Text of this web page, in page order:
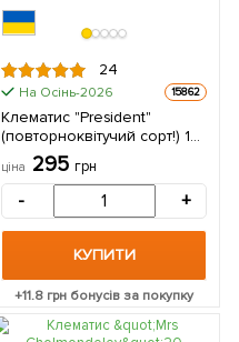
24
На Осінь-2026 15862
Клематис "President"
(повторноквітучий сорт!) 1
саджанець в упаковці
ціна 295 грн
- +
КУПИТИ
+11.8 грн бонусів за покупку